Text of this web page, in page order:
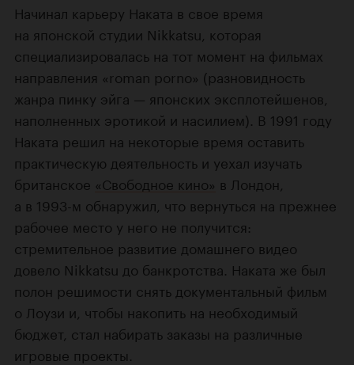
Начинал карьеру Наката в свое время
на японской студии Nikkatsu, которая
специализировалась на тот момент на фильмах
направления «roman porno» (разновидность
жанра пинку эйга — японских эксплотейшенов,
наполненных эротикой и насилием). В 1991 году
Наката решил на некоторые время оставить
практическую деятельность и уехал изучать
британское «Свободное кино» в Лондон,
а в 1993-м обнаружил, что вернуться на прежнее
рабочее место у него не получится:
стремительное развитие домашнего видео
довело Nikkatsu до банкротства. Наката же был
полон решимости снять документальный фильм
о Лоузи и, чтобы накопить на необходимый
бюджет, стал набирать заказы на различные
игровые проекты.